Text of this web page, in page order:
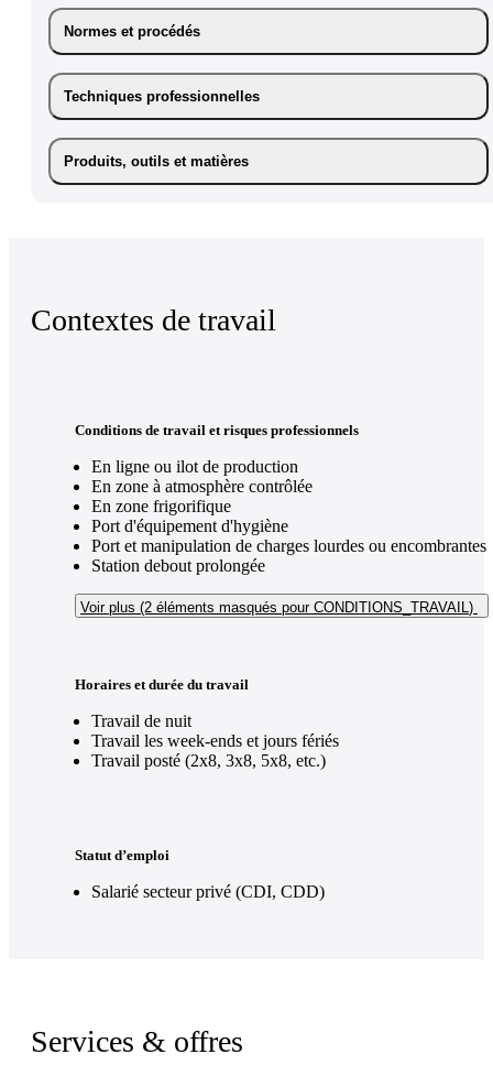
Normes et procédés
Techniques professionnelles
Produits, outils et matières
Contextes de travail
Conditions de travail et risques professionnels
En ligne ou ilot de production
En zone à atmosphère contrôlée
En zone frigorifique
Port d'équipement d'hygiène
Port et manipulation de charges lourdes ou encombrantes
Station debout prolongée
Voir plus (2 éléments masqués pour CONDITIONS_TRAVAIL)
Horaires et durée du travail
Travail de nuit
Travail les week-ends et jours fériés
Travail posté (2x8, 3x8, 5x8, etc.)
Statut d’emploi
Salarié secteur privé (CDI, CDD)
Services & offres